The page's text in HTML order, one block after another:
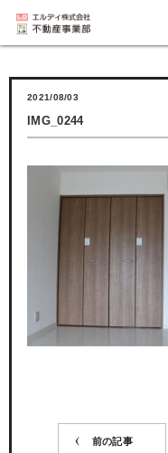
2021/08/03
IMG_0244
前の記事